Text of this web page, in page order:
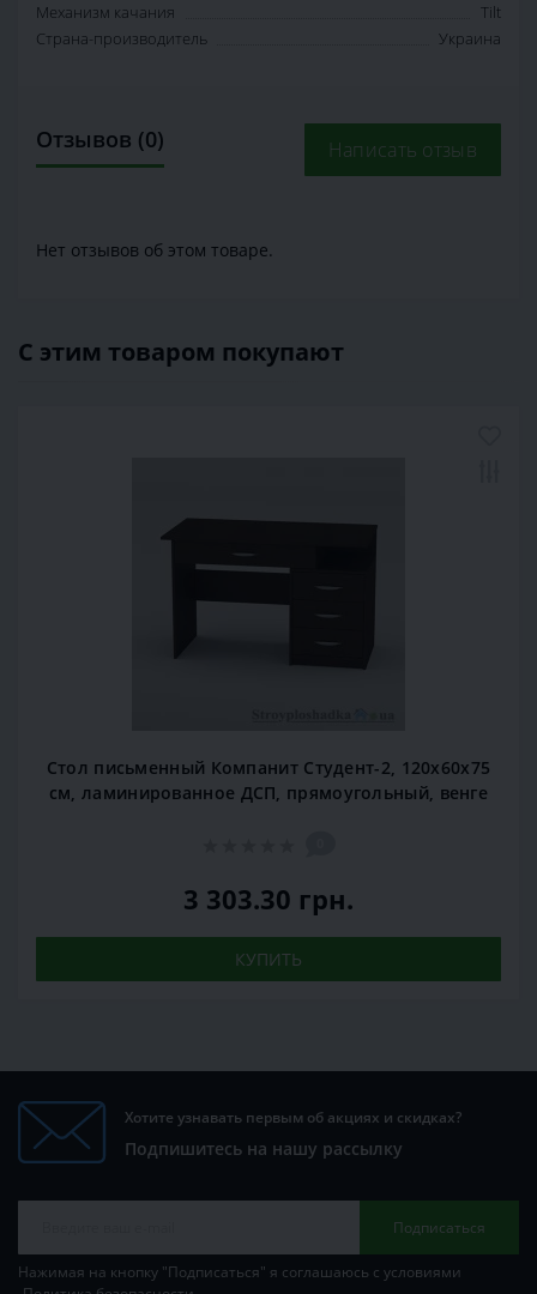
Механизм качания
Tilt
Страна-производитель
Украина
Отзывов (0) Написать отзыв
Нет отзывов об этом товаре.
С этим товаром покупают
Стол письменный Компанит Студент-2, 120х60х75
см, ламинированное ДСП, прямоугольный, венге
3 303.30 грн.
КУПИТЬ
Хотите узнавать первым об акциях и скидках?
Подпишитесь на нашу рассылку
Подписаться
Нажимая на кнопку "Подписаться" я соглашаюсь с условиями